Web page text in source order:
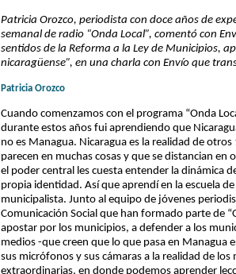
Patricia Orozco, periodista con doce años de
semanal de radio “Onda Local”, comentó con
sentidos de la Reforma a la Ley de Municipios,
nicaragüense”, en una charla con Envío que
Patricia Orozco
Cuando comenzamos con el programa “Onda
durante estos años fui aprendiendo que
no es Managua. Nicaragua es la realidad de
parecen en muchas cosas y que se distancian
el poder central les cuesta entender la dinámica
propia identidad. Así que aprendí en la escuela
municipalista. Junto al equipo de jóvenes
Comunicación Social que han formado parte de
apostar por los municipios, a defender a los
medios -que creen que lo que pasa en Managua
sus micrófonos y sus cámaras a la realidad de
extraordinarias, en donde podemos aprender